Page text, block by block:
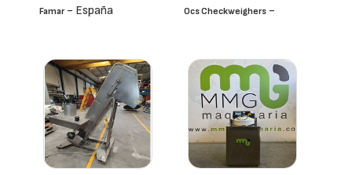
Famar- España Ocs Checkweighers -